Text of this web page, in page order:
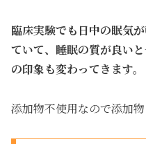
臨床実験でも日中の眠気
ていて、睡眠の質が良い
の印象も変わってきます。
添加物不使用なので添加